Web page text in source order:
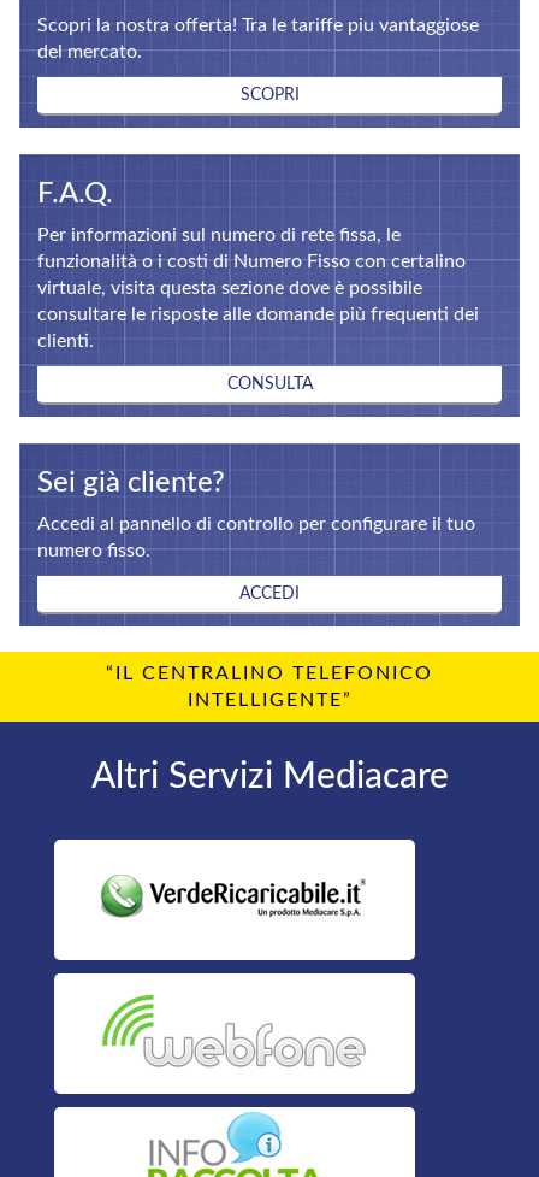
Scopri la nostra offerta! Tra le tariffe piu vantaggiose
del mercato.
SCOPRI
F.A.Q.
Per informazioni sul numero di rete fissa, le
funzionalità o i costi di Numero Fisso con certalino
virtuale, visita questa sezione dove è possibile
consultare le risposte alle domande più frequenti dei
clienti.
CONSULTA
Sei già cliente?
Accedi al pannello di controllo per configurare il tuo
numero fisso.
ACCEDI
“IL CENTRALINO TELEFONICO
INTELLIGENTE”
Altri Servizi Mediacare